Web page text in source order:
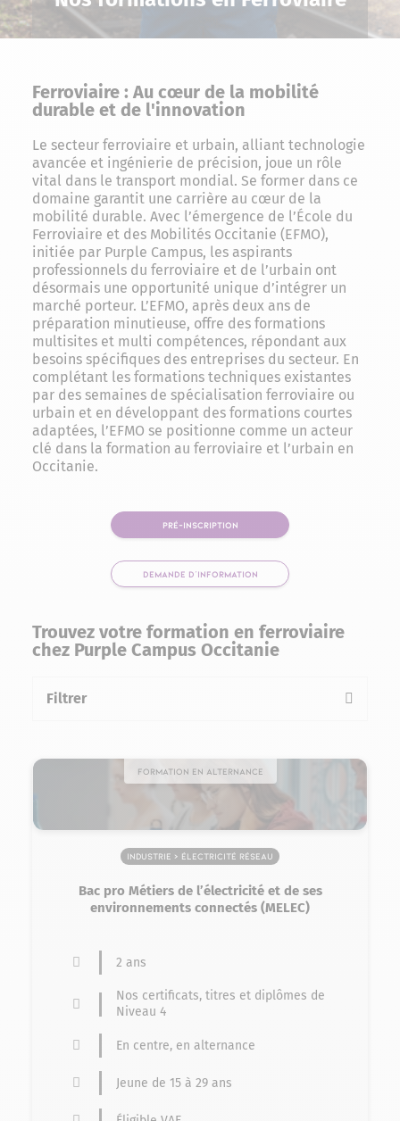
Ferroviaire : Au cœur de la mobilité
durable et de l'innovation
Le secteur ferroviaire et urbain, alliant technologie
avancée et ingénierie de précision, joue un rôle
vital dans le transport mondial. Se former dans ce
domaine garantit une carrière au cœur de la
mobilité durable. Avec l’émergence de l’École du
Ferroviaire et des Mobilités Occitanie (EFMO),
initiée par Purple Campus, les aspirants
professionnels du ferroviaire et de l’urbain ont
désormais une opportunité unique d’intégrer un
marché porteur. L’EFMO, après deux ans de
préparation minutieuse, offre des formations
multisites et multi compétences, répondant aux
besoins spécifiques des entreprises du secteur. En
complétant les formations techniques existantes
par des semaines de spécialisation ferroviaire ou
urbain et en développant des formations courtes
adaptées, l’EFMO se positionne comme un acteur
clé dans la formation au ferroviaire et l’urbain en
Occitanie.
PRÉ-INSCRIPTION
DEMANDE D'INFORMATION
Trouvez votre formation en ferroviaire
chez Purple Campus Occitanie
Filtrer
Formation en alternance
Industrie > Électricité Réseau
Bac pro Métiers de l’électricité et de ses
environnements connectés (MELEC)
2 ans
Nos certificats, titres et diplômes de
Niveau 4
En centre, en alternance
Jeune de 15 à 29 ans